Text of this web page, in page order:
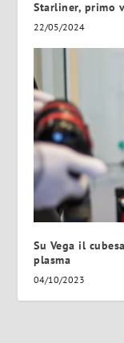
Starliner, primo
22/05/2024
Su Vega il
plasma
04/10/2023